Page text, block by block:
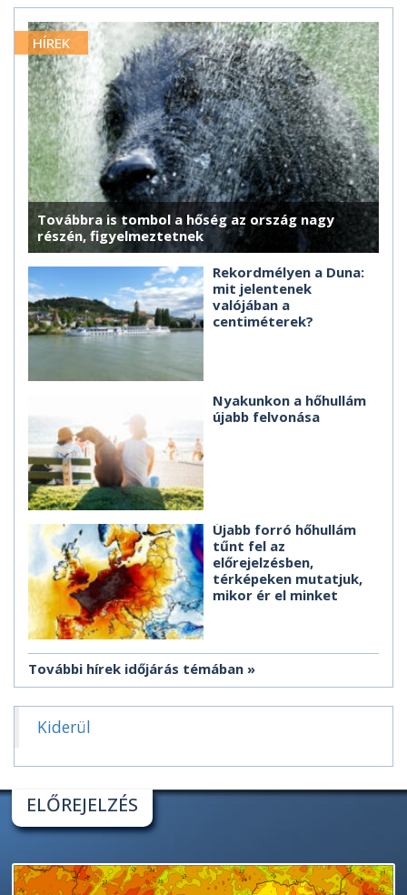
HÍREK
Továbbra is tombol a hőség az ország nagy
részén, figyelmeztetnek
Rekordmélyen a Duna:
mit jelentenek
valójában a
centiméterek?
Nyakunkon a hőhullám
újabb felvonása
Újabb forró hőhullám
tűnt fel az
előrejelzésben,
térképeken mutatjuk,
mikor ér el minket
További hírek időjárás témában
Kiderül
ELŐREJELZÉS